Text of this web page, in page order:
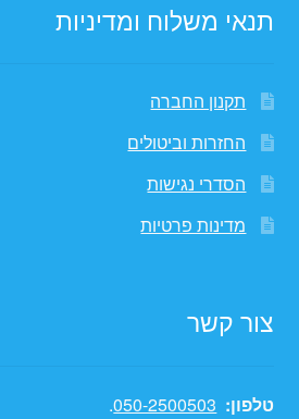
תנאי משלוח ומדיניות
תקנון החברה
החזרות וביטולים
הסדרי נגישות
מדינות פרטיות
צור קשר
טלפון: 050-2500503
.